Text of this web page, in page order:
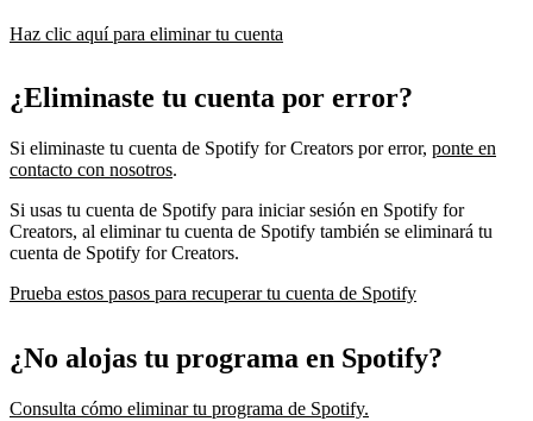
Haz clic aquí para eliminar tu cuenta
¿Eliminaste tu cuenta por error?
Si eliminaste tu cuenta de Spotify for Creators por error, ponte en
contacto con nosotros.
Si usas tu cuenta de Spotify para iniciar sesión en Spotify for
Creators, al eliminar tu cuenta de Spotify también se eliminará tu
cuenta de Spotify for Creators.
Prueba estos pasos para recuperar tu cuenta de Spotify
¿No alojas tu programa en Spotify?
Consulta cómo eliminar tu programa de Spotify.